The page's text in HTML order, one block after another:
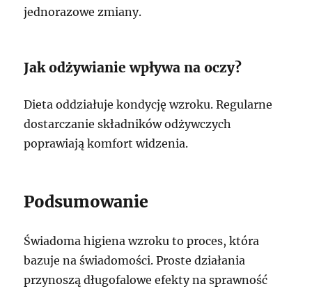
jednorazowe zmiany.
Jak odżywianie wpływa na oczy?
Dieta oddziałuje kondycję wzroku. Regularne
dostarczanie składników odżywczych
poprawiają komfort widzenia.
Podsumowanie
Świadoma higiena wzroku to proces, która
bazuje na świadomości. Proste działania
przynoszą długofalowe efekty na sprawność